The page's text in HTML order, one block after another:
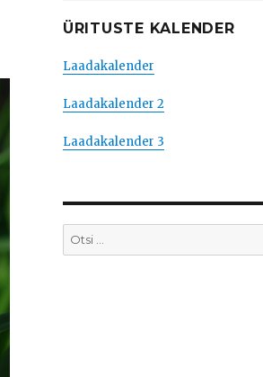
ÜRITUSTE KALENDER
Laadakalender
Laadakalender 2
Laadakalender 3
Otsi: